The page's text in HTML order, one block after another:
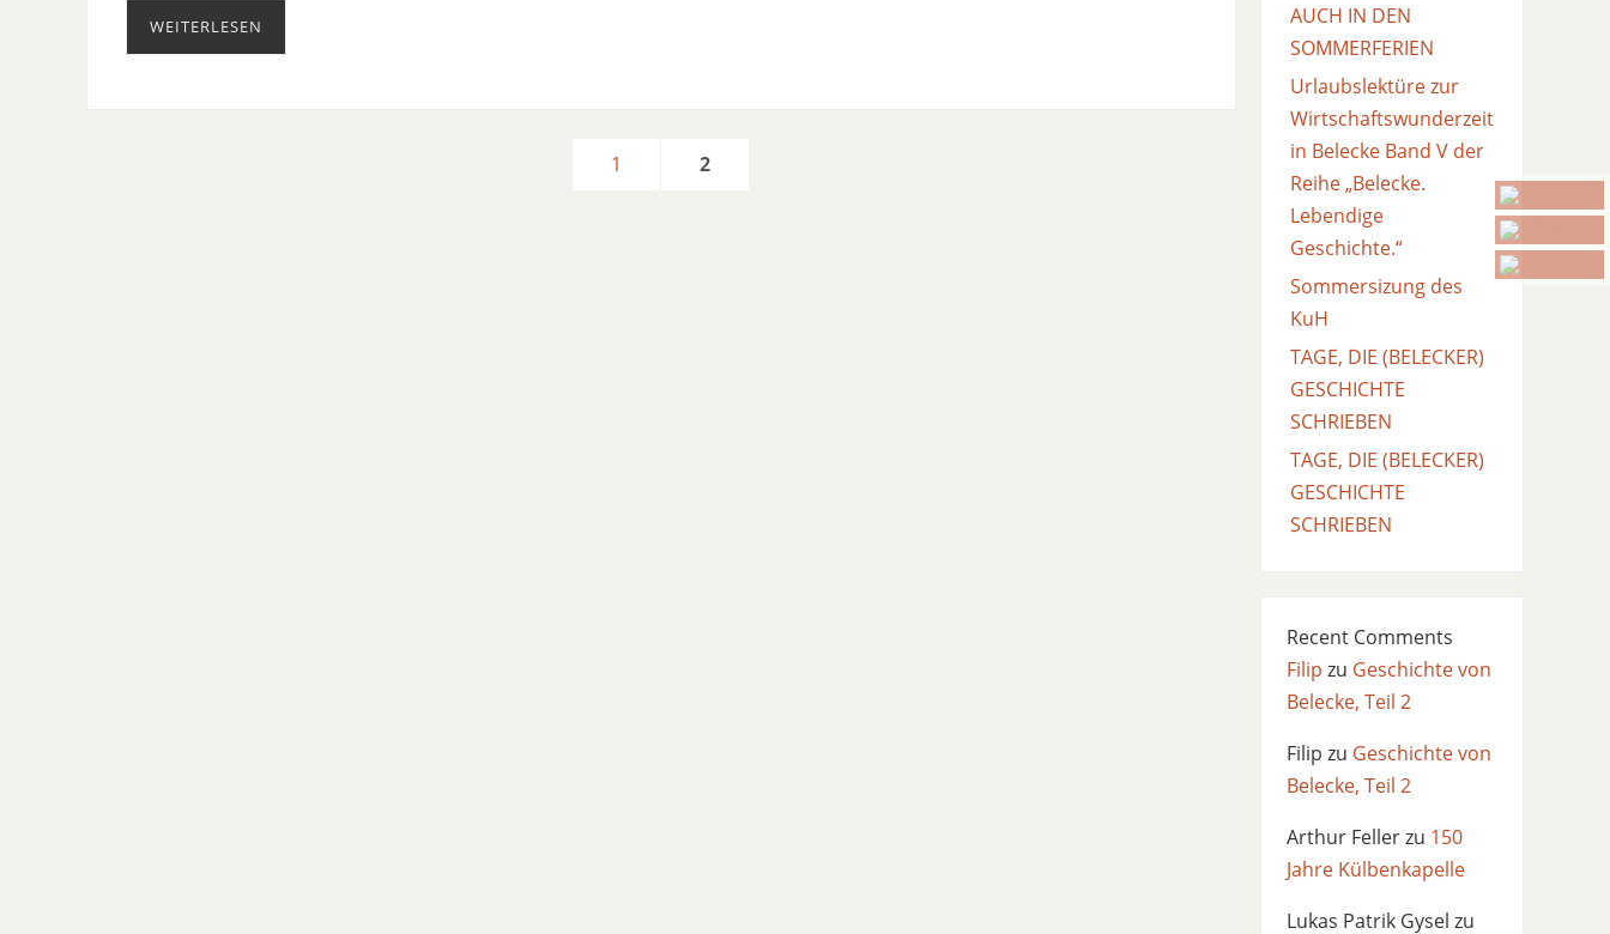
WEITERLESEN
1 2
AUCH IN DEN
SOMMERFERIEN
Urlaubslektüre zur
Wirtschaftswunderzeit
in Belecke Band V der
Reihe „Belecke.
Lebendige
Geschichte.“
Sommersizung des
KuH
TAGE, DIE (BELECKER)
GESCHICHTE
SCHRIEBEN
TAGE, DIE (BELECKER)
GESCHICHTE
SCHRIEBEN
Recent Comments
Filip zu Geschichte von
Belecke, Teil 2
Filip zu Geschichte von
Belecke, Teil 2
Arthur Fellerzu 150
Jahre Külbenkapelle
Lukas Patrik Gysel zu